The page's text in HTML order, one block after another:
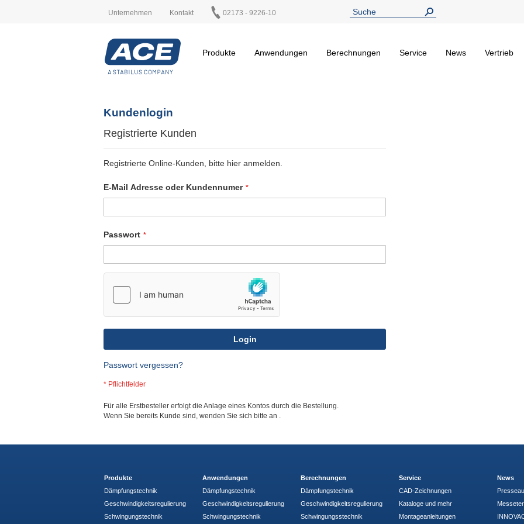
Unternehmen Kontakt 02173 - 9226-10
Produkte
Anwendungen Berechnungen Service News Vertrieb
Kundenlogin
Registrierte Kunden
Registrierte Online-Kunden, bitte hier anmelden.
E-Mail Adresse oder Kundennumer
Passwort
Login
Passwort vergessen?
Für alle Erstbesteller erfolgt die Anlage eines Kontos durch die Bestellung.
Wenn Sie bereits Kunde sind, wenden Sie sich bitte an .
Produkte
Dämpfungstechnik
Geschwindigkeitsregulierung
Schwingungstechnik
Anwendungen
Dämpfungstechnik
Geschwindigkeitsregulierung
Schwingungstechnik
Berechnungen
Dämpfungstechnik
Geschwindigkeitsregulierung
Schwingungsstechnik
Service
CAD-Zeichnungen
Kataloge und mehr
Montageanleitungen
News